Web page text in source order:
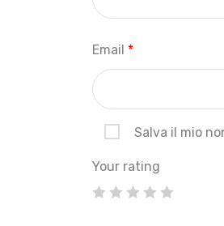
Email *
Salva il mio
Your rating